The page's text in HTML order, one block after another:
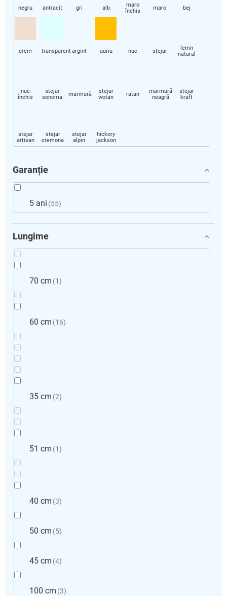
Garanție
5 ani 55
Lungime
70 cm 1
60 cm 16
35 cm 2
51 cm 1
40 cm 3
50 cm 5
45 cm 4
100 cm 3